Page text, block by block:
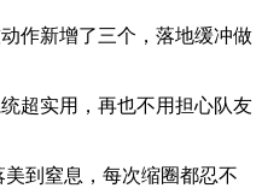
作新增了三个，落地缓冲做
超实用，再也不用担心队友
美到窒息，每次缩圈都忍不